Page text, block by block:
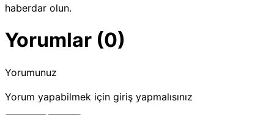
haberdar olun.
Yorumlar (0)
Yorumunuz
Yorum yapabilmek için giriş yapmalısınız